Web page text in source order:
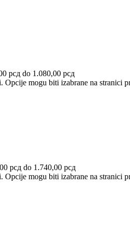
рсд do 1.080,00 рсд
mogu biti izabrane na stranici
рсд do 1.740,00 рсд
mogu biti izabrane na stranici